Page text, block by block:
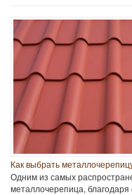
Как выбрать
Одним из самых
металлочерепица,